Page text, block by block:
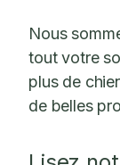
Nous
tout votre
plus de
de belles